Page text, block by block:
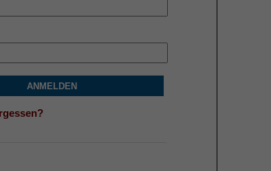
ANMELDEN